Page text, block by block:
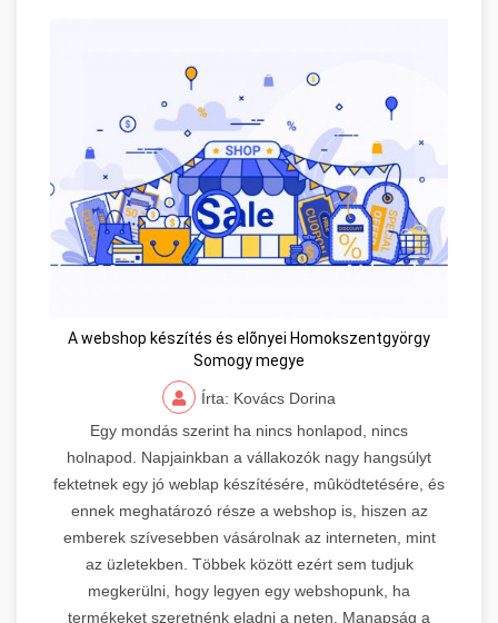
A webshop készítés és elõnyei Homokszentgyörgy
Somogy megye
Írta: Kovács Dorina
Egy mondás szerint ha nincs honlapod, nincs
holnapod. Napjainkban a vállakozók nagy hangsúlyt
fektetnek egy jó weblap készítésére, mûködtetésére, és
ennek meghatározó része a webshop is, hiszen az
emberek szívesebben vásárolnak az interneten, mint
az üzletekben. Többek között ezért sem tudjuk
megkerülni, hogy legyen egy webshopunk, ha
termékeket szeretnénk eladni a neten. Manapság a